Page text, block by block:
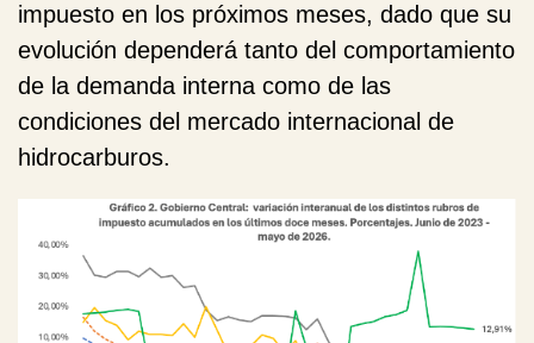
impuesto en los próximos meses, dado que su
evolución dependerá tanto del comportamiento
de la demanda interna como de las
condiciones del mercado internacional de
hidrocarburos.